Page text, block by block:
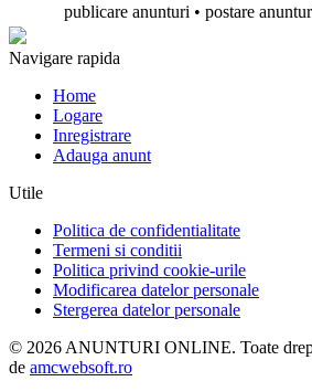
publicare anunturi • postare
Navigare rapida
Home
Logare
Inregistrare
Adauga anunt
Utile
Politica de confidentialitate
Termeni si conditii
Politica privind cookie-urile
Modificarea datelor personale
Stergerea datelor personale
© 2026 ANUNTURI ONLINE. Toate
de amcwebsoft.ro